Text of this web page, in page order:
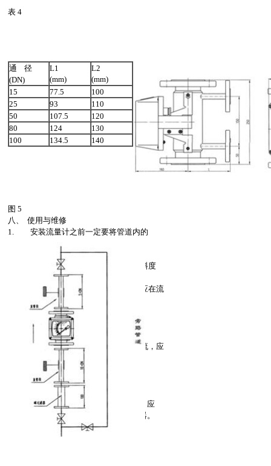
表 4
通 径
(DN)
L1
(mm)
L2
(mm)
15
77.5
100
25
93
110
50
107.5
120
80
124
130
100
134.5 140
图 5
八、 使用与维修
1. 安装流量计之前一定要将管道内的
焊渣、杂物清理干净。
2. 流量计必须垂直于地面安装其倾斜度
不得超过 2°。否则会影响测量准确度。
3. 为了确保流量计的测量准确性，应在流
量计的进口端增加不少于10DN 的直管
段，出口端不少于 5DN 的直管段，
测量时调节控制阀必须安装在流量计的
4. 若被測介质为大的脉动流或两相流，应
减弱脉动，保证介质的流动是单相稳定
的，同时，建议流量计最好使用阻尼型
5. 若被測介质较脏或含有导磁颗粒时，应
在流量计的上游安装过滤器或磁过滤器。